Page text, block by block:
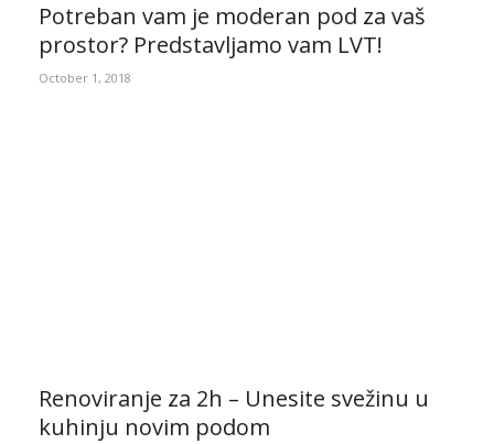
Potreban vam je moderan pod za vaš
prostor? Predstavljamo vam LVT!
October 1, 2018
Renoviranje za 2h – Unesite svežinu u
kuhinju novim podom